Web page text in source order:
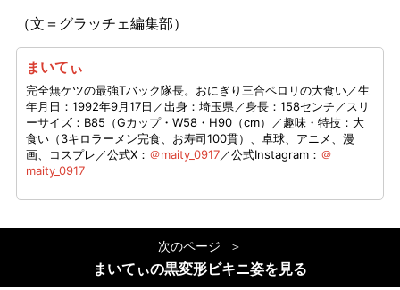
（文＝グラッチェ編集部）
まいてぃ
完全無ケツの最強Tバック隊長。おにぎり三合ペロリの大食い／生
年月日：1992年9月17日／出身：埼玉県／身長：158センチ／スリ
ーサイズ：B85（Gカップ・W58・H90（cm）／趣味・特技：大
食い（3キロラーメン完食、お寿司100貫）、卓球、アニメ、漫
画、コスプレ／公式X： ＠maity_0917／公式Instagram： ＠
maity_0917
次のページ
まいてぃの黒変形ビキニ姿を見る